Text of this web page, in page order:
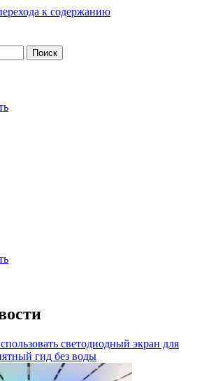
к содержанию
светодиодный экран для
гид без воды